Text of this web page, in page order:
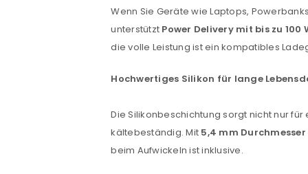
Benutzername oder E-Mail-
Wenn Sie Geräte wie Laptops,
unterstützt Power Delivery mit bis zu 100
die volle Leistung ist ein kompatibles
Hochwertiges Silikon für lange
Die Silikonbeschichtung sorgt nicht nur
kältebeständig. Mit 5,4 mm Durchmesser
beim Aufwickeln ist inklusive.